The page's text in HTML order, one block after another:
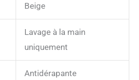
Beige
Lavage à la main
uniquement
Antidérapante